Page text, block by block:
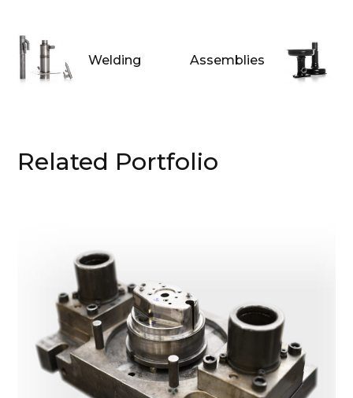
Welding Assemblies
Related Portfolio